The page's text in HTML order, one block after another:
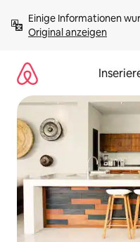
Inhalten
springenOriginal anzeigen